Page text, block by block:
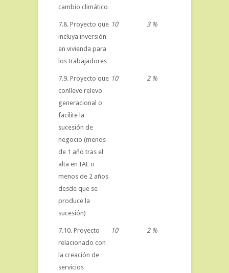
cambio climático
7.8. Proyecto que
incluya inversión
en vivienda para
los trabajadores
10 3 %
7.9. Proyecto que
conlleve relevo
generacional o
facilite la
sucesión de
negocio (menos
de 1 año tras el
alta en IAE o
menos de 2 años
desde que se
produce la
sucesión)
10 2 %
7.10. Proyecto
relacionado con
la creación de
servicios
10 2 %